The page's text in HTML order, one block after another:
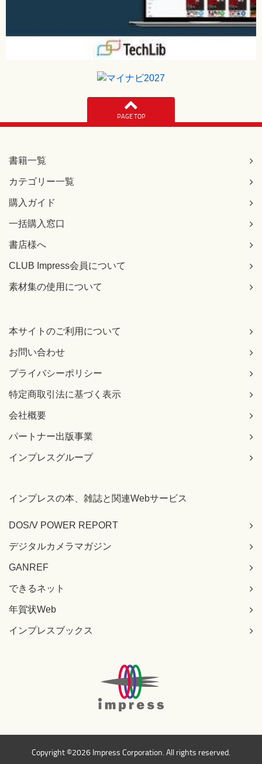
PAGE TOP
書籍一覧
カテゴリー一覧
購入ガイド
一括購入窓口
書店様へ
CLUB Impress会員について
素材集の使用について
本サイトのご利用について
お問い合わせ
プライバシーポリシー
特定商取引法に基づく表示
会社概要
パートナー出版事業
インプレスグループ
インプレスの本、雑誌と関連Webサービス
DOS/V POWER REPORT
デジタルカメラマガジン
GANREF
できるネット
年賀状Web
インプレスブックス
Copyright ©2026 Impress Corporation. All rights reserved.